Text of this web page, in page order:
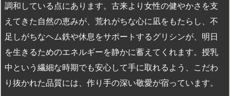
調和している点にあります。古来より女性の健やかさを支
えてきた自然の恵みが、荒れがちな心に凪をもたらし、不
足しがちなヘム鉄や休息をサポートするグリシンが、明日
を生きるためのエネルギーを静かに蓄えてくれます。授乳
中という繊細な時期でも安心して手に取れるよう、こだわ
り抜かれた品質には、作り手の深い敬愛が宿っています。